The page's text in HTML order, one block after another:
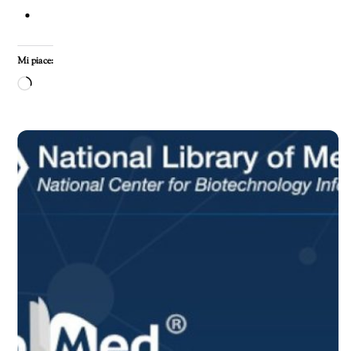
Mi piace:
Caricamento
corso…